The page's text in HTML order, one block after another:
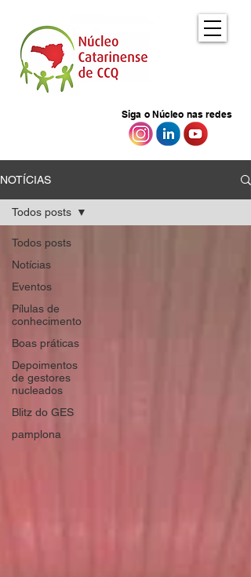
Siga o Núcleo nas redes
NOTÍCIAS
Todos posts
Notícias
Eventos
Pílulas de
conhecimento
Boas práticas
Depoimentos
de gestores
nucleados
Blitz do GES
pamplona
Todos posts